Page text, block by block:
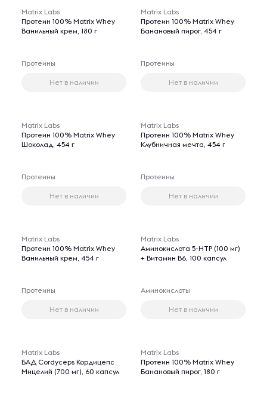
Matrix Labs
Протеин 100% Matrix Whey
Ванильный крем, 180 г
Протеины
Нет в наличии
Matrix Labs
Протеин 100% Matrix Whey
Банановый пирог, 454 г
Протеины
Нет в наличии
Matrix Labs
Протеин 100% Matrix Whey
Шоколад, 454 г
Протеины
Нет в наличии
Matrix Labs
Протеин 100% Matrix Whey
Клубничная мечта, 454 г
Протеины
Нет в наличии
Matrix Labs
Протеин 100% Matrix Whey
Ванильный крем, 454 г
Протеины
Нет в наличии
Matrix Labs
Аминокислота 5-НТР (100 мг)
+ Витамин В6, 100 капсул
Аминокислоты
Нет в наличии
Matrix Labs
БАД Cordyceps Кордицепс
Мицелий (700 мг), 60 капсул
Matrix Labs
Протеин 100% Matrix Whey
Банановый пирог, 180 г